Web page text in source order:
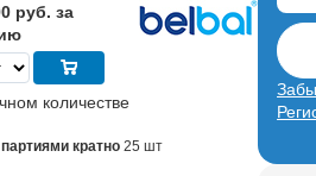
руб. за
количестве
кратно 25 шт